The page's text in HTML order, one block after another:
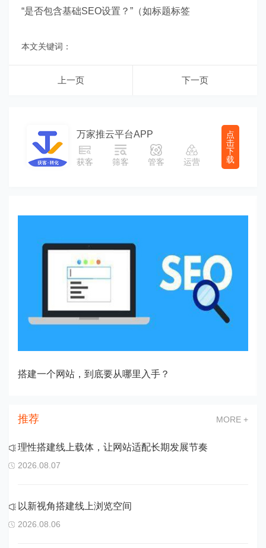
“是否包含基础SEO设置？”（如标题标签
本文关键词：
上一页 下一页
万家推云平台APP
获客 筛客 管客 运营
点
击
下
载
搭建一个网站，到底要从哪里入手？
推荐 MORE +
理性搭建线上载体，让网站适配长期发展节奏
2026.08.07
以新视角搭建线上浏览空间
2026.08.06